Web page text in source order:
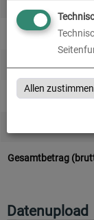
Druckdaten
Produktion und
Gesamtbetrag
Gesamtbetrag
Datenupload
Allen zustimmen